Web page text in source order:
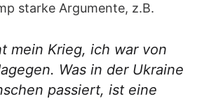
starke Argumente, z.B.
mein Krieg, ich war von
Was in der Ukraine
passiert, ist eine